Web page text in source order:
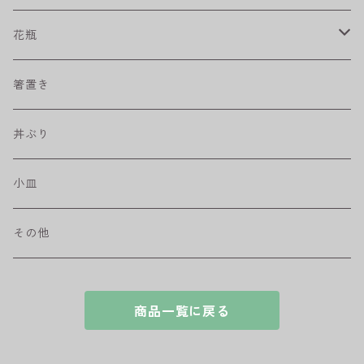
プリーツ
藍駒
ワビカップ
ハンディ小皿
和ミモザ
角皿
取皿
盛皿
カレー＆パスタ皿
小鉢
マグカップ
フリーカップ
そば猪口
花瓶
水差し
箸置き
丼ぶり
小皿
その他
商品一覧に戻る